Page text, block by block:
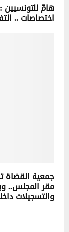
اختصاصات ..
جمعية القضاة
مقر المجلس..
والتسجيلات